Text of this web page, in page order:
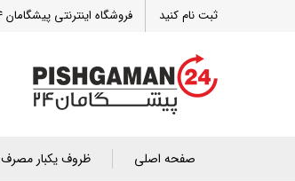
ثبت نام کنید فروشگاه اینترنتی پیشگامان 24 ، وارد شوید
صفحه اصلی ظروف یکبار مصرف